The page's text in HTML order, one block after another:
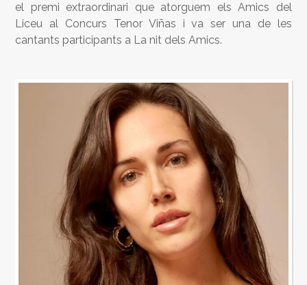
el premi extraordinari que atorguem els Amics del
Liceu al Concurs Tenor Viñas i va ser una de les
cantants participants a La nit dels Amics.